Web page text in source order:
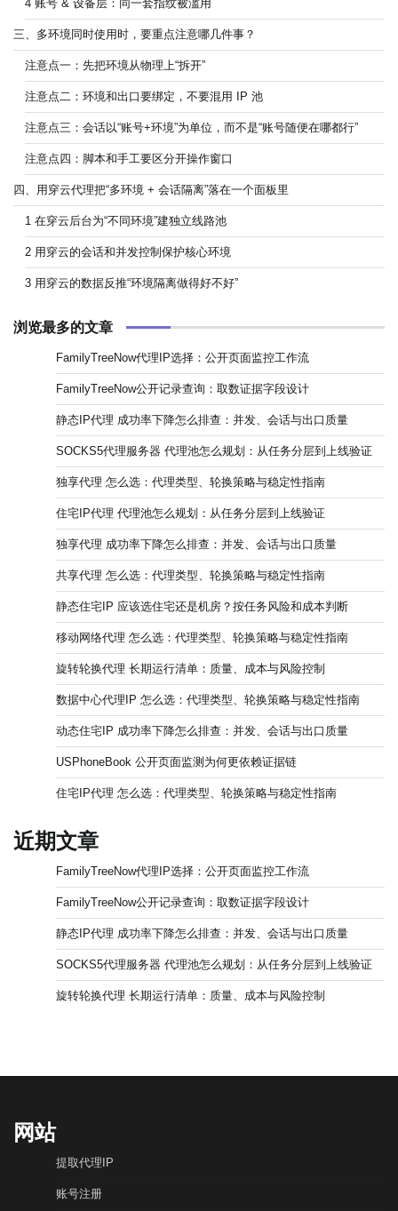
4 账号 & 设备层：同一套指纹被滥用
三、多环境同时使用时，要重点注意哪几件事？
注意点一：先把环境从物理上“拆开”
注意点二：环境和出口要绑定，不要混用 IP 池
注意点三：会话以“账号+环境”为单位，而不是“账号随便在哪都行”
注意点四：脚本和手工要区分开操作窗口
四、用穿云代理把“多环境 + 会话隔离”落在一个面板里
1 在穿云后台为“不同环境”建独立线路池
2 用穿云的会话和并发控制保护核心环境
3 用穿云的数据反推“环境隔离做得好不好”
浏览最多的文章
FamilyTreeNow代理IP选择：公开页面监控工作流
FamilyTreeNow公开记录查询：取数证据字段设计
静态IP代理 成功率下降怎么排查：并发、会话与出口质量
SOCKS5代理服务器 代理池怎么规划：从任务分层到上线验证
独享代理 怎么选：代理类型、轮换策略与稳定性指南
住宅IP代理 代理池怎么规划：从任务分层到上线验证
独享代理 成功率下降怎么排查：并发、会话与出口质量
共享代理 怎么选：代理类型、轮换策略与稳定性指南
静态住宅IP 应该选住宅还是机房？按任务风险和成本判断
移动网络代理 怎么选：代理类型、轮换策略与稳定性指南
旋转轮换代理 长期运行清单：质量、成本与风险控制
数据中心代理IP 怎么选：代理类型、轮换策略与稳定性指南
动态住宅IP 成功率下降怎么排查：并发、会话与出口质量
USPhoneBook 公开页面监测为何更依赖证据链
住宅IP代理 怎么选：代理类型、轮换策略与稳定性指南
近期文章
FamilyTreeNow代理IP选择：公开页面监控工作流
FamilyTreeNow公开记录查询：取数证据字段设计
静态IP代理 成功率下降怎么排查：并发、会话与出口质量
SOCKS5代理服务器 代理池怎么规划：从任务分层到上线验证
旋转轮换代理 长期运行清单：质量、成本与风险控制
网站
提取代理IP
账号注册